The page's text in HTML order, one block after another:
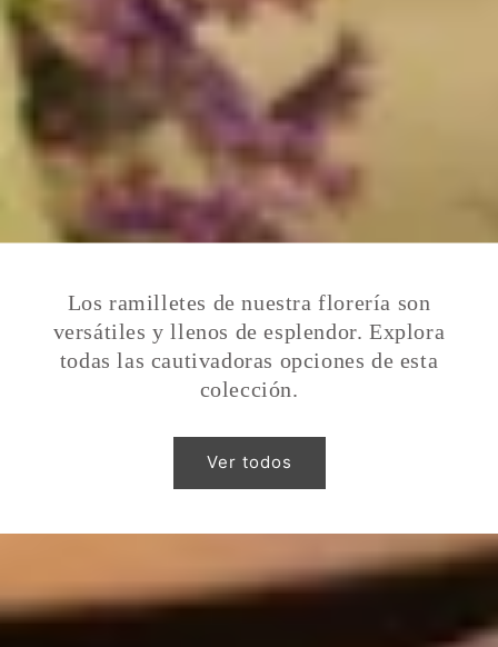
Los ramilletes de nuestra florería son
versátiles y llenos de esplendor. Explora
todas las cautivadoras opciones de esta
colección.
Ver todos